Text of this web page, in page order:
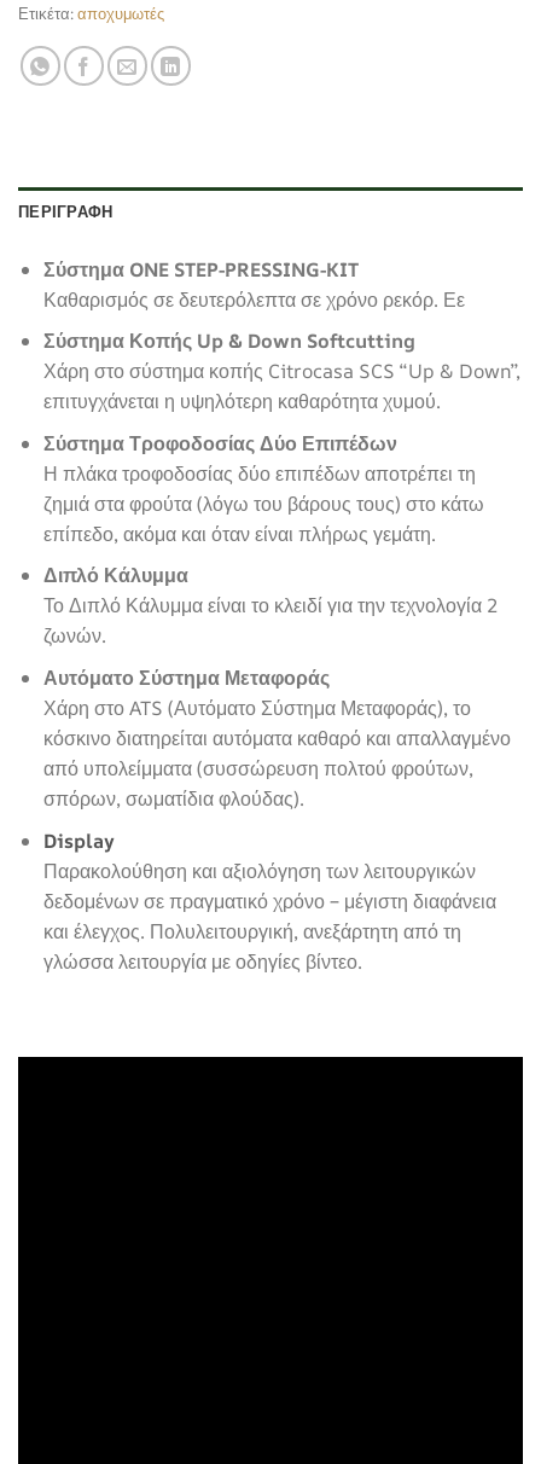
Ετικέτα:αποχυμωτές
ΠΕΡΙΓΡΑΦΉ
Σύστημα ONE STEP-PRESSING-KIT
Καθαρισμός σε δευτερόλεπτα σε χρόνο ρεκόρ. Εε
Σύστημα Κοπής Up & Down Softcutting
Χάρη στο σύστημα κοπής Citrocasa SCS “Up & Down”,
επιτυγχάνεται η υψηλότερη καθαρότητα χυμού.
Σύστημα Τροφοδοσίας Δύο Επιπέδων
Η πλάκα τροφοδοσίας δύο επιπέδων αποτρέπει τη
ζημιά στα φρούτα (λόγω του βάρους τους) στο κάτω
επίπεδο, ακόμα και όταν είναι πλήρως γεμάτη.
Διπλό Κάλυμμα
Το Διπλό Κάλυμμα είναι το κλειδί για την τεχνολογία 2
ζωνών.
Αυτόματο Σύστημα Μεταφοράς
Χάρη στο ATS (Αυτόματο Σύστημα Μεταφοράς), το
κόσκινο διατηρείται αυτόματα καθαρό και απαλλαγμένο
από υπολείμματα (συσσώρευση πολτού φρούτων,
σπόρων, σωματίδια φλούδας).
Display
Παρακολούθηση και αξιολόγηση των λειτουργικών
δεδομένων σε πραγματικό χρόνο – μέγιστη διαφάνεια
και έλεγχος. Πολυλειτουργική, ανεξάρτητη από τη
γλώσσα λειτουργία με οδηγίες βίντεο.